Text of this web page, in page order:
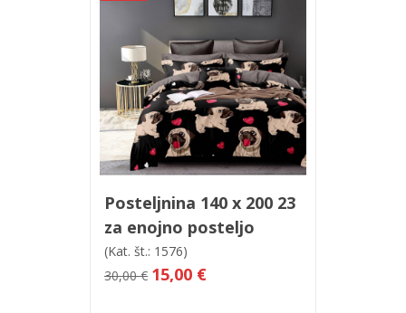
V košarico Hitri ogled
Posteljnina 140 x 200 23
za enojno posteljo
(Kat. št.: 1576)
30,00 € 15,00 €